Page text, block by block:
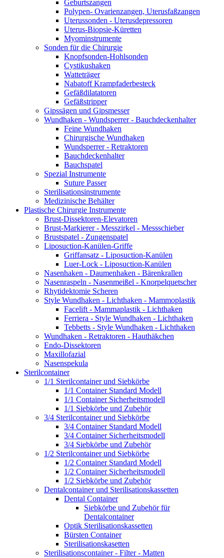
Geburtszangen
Polypen- Ovarienzangen, Uterusfaßzangen
Uterussonden - Uterusdepressoren
Uterus-Biopsie-Küretten
Myominstrumente
Sonden für die Chirurgie
Knopfsonden-Hohlsonden
Cystikushaken
Watteträger
Nabatoff Krampfaderbesteck
Gefäßdilatatoren
Gefäßstripper
Gipssägen und Gipsmesser
Wundhaken - Wundsperrer - Bauchdeckenhalter
Feine Wundhaken
Chirurgische Wundhaken
Wundsperrer - Retraktoren
Bauchdeckenhalter
Bauchspatel
Spezial Instrumente
Suture Passer
Sterilisationsinstrumente
Medizinische Behälter
Plastische Chirurgie Instrumente
Brust-Dissektoren-Elevatoren
Brust-Markierer - Messzirkel - Messschieber
Brustspatel - Zungenspatel
Liposuction-Kanülen-Griffe
Griffansatz - Liposuction-Kanülen
Luer-Lock - Liposuction-Kanülen
Nasenhaken - Daumenhaken - Bärenkrallen
Nasenraspeln - Nasenmeißel - Knorpelquetscher
Rhytidektomie Scheren
Style Wundhaken - Lichthaken - Mammoplastik
Facelift - Mammaplastik - Lichthaken
Ferriera - Style Wundhaken - Lichthaken
Tebbetts - Style Wundhaken - Lichthaken
Wundhaken - Retraktoren - Hauthäkchen
Endo-Dissektoren
Maxillofazial
Nasenspekula
Sterilcontainer
1/1 Sterilcontainer und Siebkörbe
1/1 Container Standard Modell
1/1 Container Sicherheitsmodell
1/1 Siebkörbe und Zubehör
3/4 Sterilcontainer und Siebkörbe
3/4 Container Standard Modell
3/4 Container Sicherheitsmodell
3/4 Siebkörbe und Zubehör
1/2 Sterilcontainer und Siebkörbe
1/2 Container Standard Modell
1/2 Container Sicherheitsmodell
1/2 Siebkörbe und Zubehör
Dentalcontainer und Sterilisationskassetten
Dental Container
Siebkörbe und Zubehör für
Dentalcontainer
Optik Sterilisationskassetten
Bürsten Container
Sterilisationskasetten
Sterilisationscontainer - Filter - Matten